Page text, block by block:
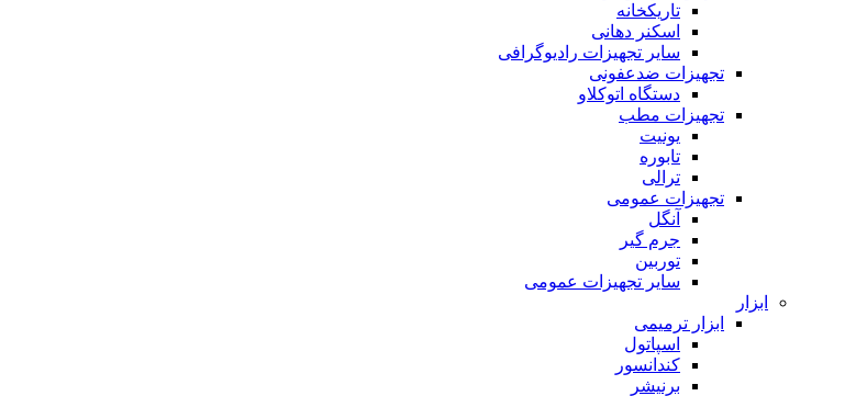
تاریکخانه
اسکنر دهانی
سایر تجهیزات رادیوگرافی
تجهیزات ضدعفونی
دستگاه اتوکلاو
تجهیزات مطب
یونیت
تابوره
ترالی
تجهیزات عمومی
آنگل
جرم گیر
توربین
سایر تجهیزات عمومی
ابزار
ابزار ترمیمی
اسپاتول
کندانسور
برنیشر